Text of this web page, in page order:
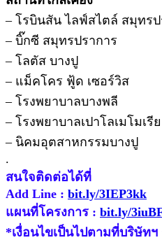
– โรบินสัน ไลฟ์สไตล์ สมุทรป
– บิ๊กซี สมุทรปราการ
– โลตัส บางปู
– แม็คโคร ฟู้ด เซอร์วิส
– โรงพยาบาลบางพลี
– โรงพยาบาลเปาโลเมโมเรี
– นิคมอุตสาหกรรมบางปู
.
สนใจติดต่อได้ที่
Add Line : bit.ly/3IEP3kk
แผนที่โครงการ : bit.ly/
*เงื่อนไขเป็นไปตามที่บริษัท